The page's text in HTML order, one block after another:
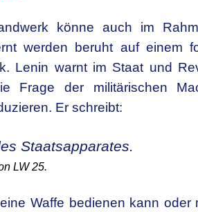
könne auch im
werden beruht auf einem
Lenin warnt im Staat und
Frage der militärischen
Er schreibt:
Staatsapparates.
LW 25.
Waffe bedienen kann oder